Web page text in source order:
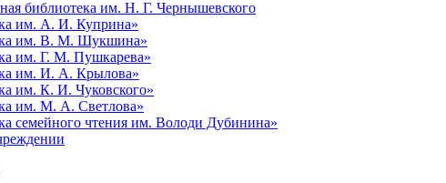
библиотека им. Н. Г. Чернышевского
им. А. И. Куприна»
им. В. М. Шукшина»
им. Г. М. Пушкарева»
им. И. А. Крылова»
им. К. И. Чуковского»
им. М. А. Светлова»
семейного чтения им. Володи Дубинина»